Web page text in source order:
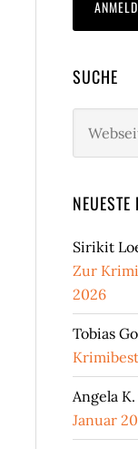
SUCHE
Sirikit
Zur
2026
Tobias
Angela K.
Januar